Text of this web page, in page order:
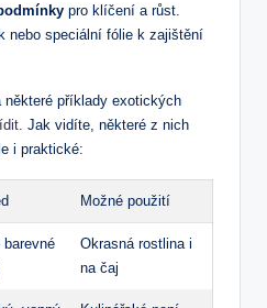
pro klíčení a růst.
nebo speciální fólie k zajištění
příklady exotických
. Jak vidíte, některé z nich
i praktické:
Možné použití
barevné
Okrasná ⁣rostlina i
na čaj